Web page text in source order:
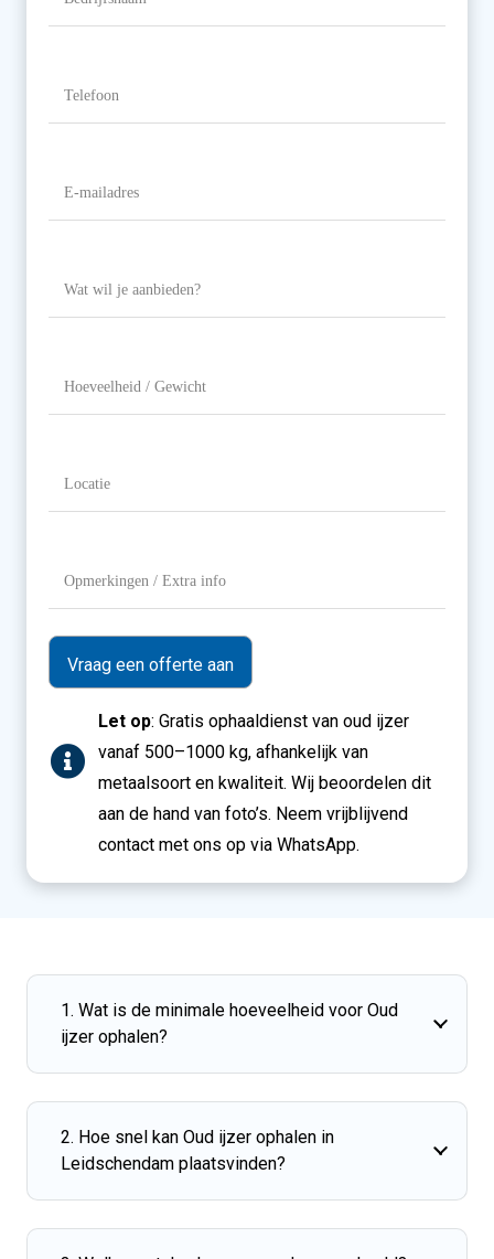
Extra
info
Let op: Gratis ophaaldienst van oud ijzer
vanaf 500–1000 kg, afhankelijk van
metaalsoort en kwaliteit. Wij beoordelen dit
aan de hand van foto’s. Neem vrijblijvend
contact met ons op via WhatsApp.
1. Wat is de minimale hoeveelheid voor Oud
ijzer ophalen?
2. Hoe snel kan Oud ijzer ophalen in
Leidschendam plaatsvinden?